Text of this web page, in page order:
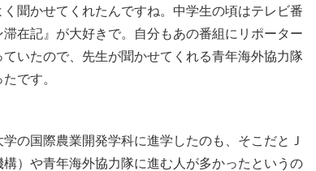
聞かせてくれたんですね。中学生の頃はテレビ番
在記』が大好きで。自分もあの番組にリポーター
ていたので、先生が聞かせてくれる青年海外協力隊
です。
の国際農業開発学科に進学したのも、そこだとＪ
構）や青年海外協力隊に進む人が多かったというの